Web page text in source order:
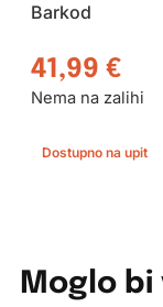
Barkod
41,99 €
Nema na zalihi
Dostupno na upit
Moglo bi